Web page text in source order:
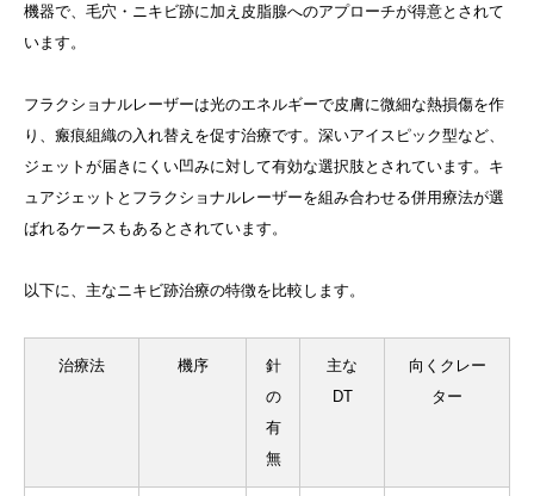
機器で、毛穴・ニキビ跡に加え皮脂腺へのアプローチが得意とされて
います。
フラクショナルレーザーは光のエネルギーで皮膚に微細な熱損傷を作
り、瘢痕組織の入れ替えを促す治療です。深いアイスピック型など、
ジェットが届きにくい凹みに対して有効な選択肢とされています。キ
ュアジェットとフラクショナルレーザーを組み合わせる併用療法が選
ばれるケースもあるとされています。
以下に、主なニキビ跡治療の特徴を比較します。
治療法 機序
針
の
有
無
主な
DT
向くクレー
ター